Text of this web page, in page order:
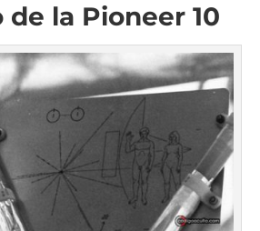
la Pioneer 10